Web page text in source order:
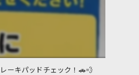
ーキパッドチェック！🚗💨